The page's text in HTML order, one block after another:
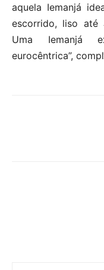
aquela Iemanjá
escorrido, liso
Uma Iemanjá
eurocêntrica”,